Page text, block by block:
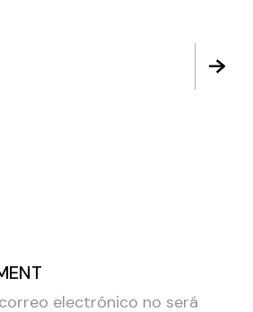
electrónico no será